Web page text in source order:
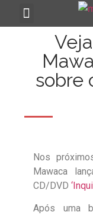
sobre
Nos
Mawaca
CD/DVD
Após uma